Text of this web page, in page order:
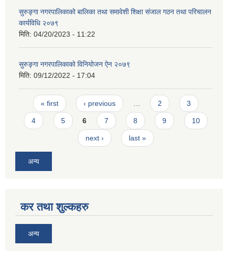
सुरुङ्गा नगरपालिकाको बालिका तथा समावेशी शिक्षा संजाल गठन तथा परिचालन
कार्यविधि २०७९
मिति: 04/20/2023 - 11:22
सुरुङ्गा नगरपालिकाको विनियोजन ऐन २०७९
मिति: 09/12/2022 - 17:04
Pages
« first ‹ previous 2 3
4 5 6 7 8 9 10
next › last »
अन्य
कर तथा शुल्कहरु
अन्य